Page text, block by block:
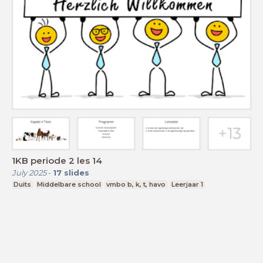
1KB periode 2 les 14
July 2025- 17 slides
Duits Middelbare school vmbo b, k, t, havo Leerjaar 1